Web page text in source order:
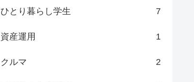
ひとり暮らし学生 7
資産運用 1
クルマ 2